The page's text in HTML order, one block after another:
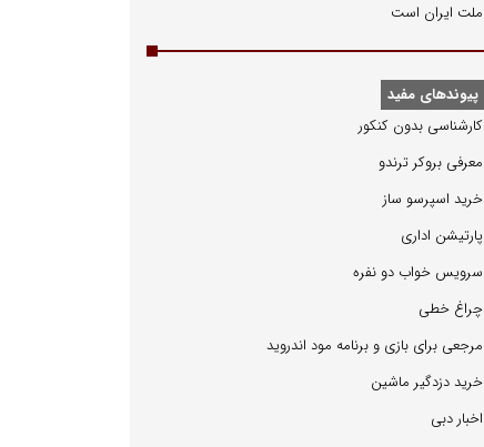
ملت ایران است
پیوندهای مفید
كارشناسی بدون كنكور
معرفی بروكر ترندو
خرید اسپرسو ساز
پارتیشن اداری
سرویس خواب دو نفره
چراغ خطی
مرجعی برای بازی و برنامه مود اندروید
خرید دزدگیر ماشین
اخبار دبی